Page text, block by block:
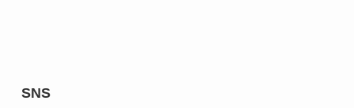
SNS